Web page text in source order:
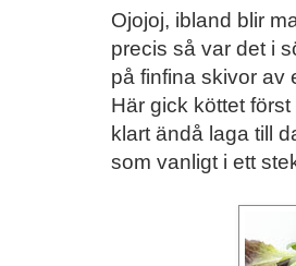
Ojojoj, ibland blir
precis så var det i
på finfina skivor av
Här gick köttet först
klart ändå laga till
som vanligt i ett